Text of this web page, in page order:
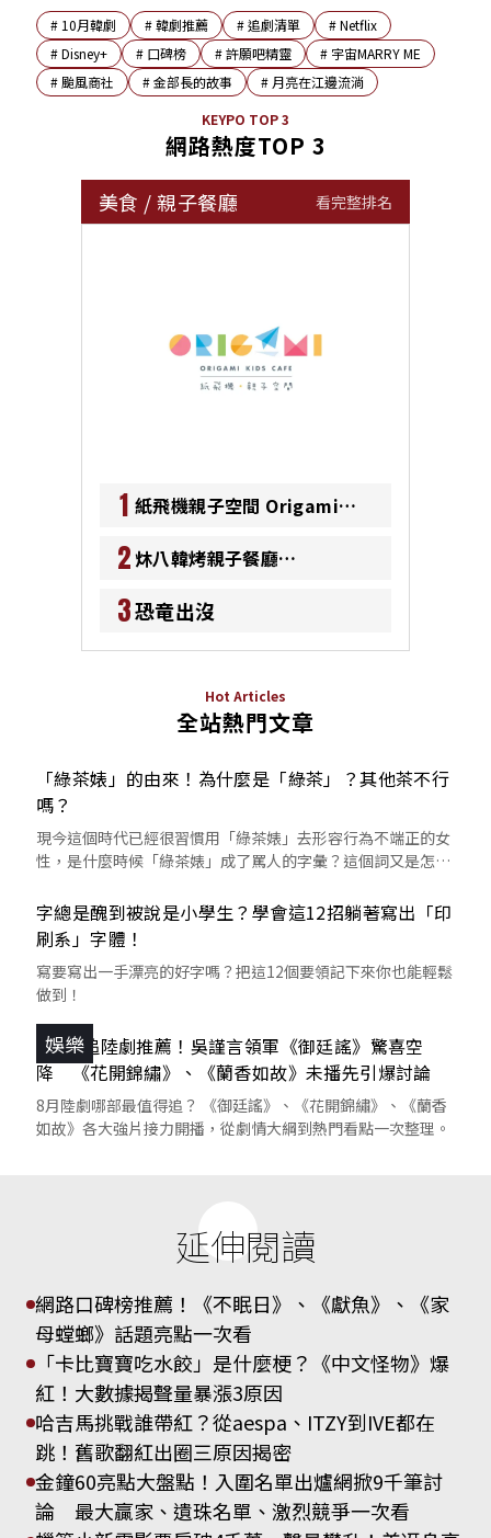
# 10月韓劇 #韓劇推薦 #追劇清單 #Netflix
#Disney+ # 口碑榜 #許願吧精靈 # 宇宙MARRY ME
#颱風商社 #金部長的故事 # 月亮在江邊流淌
KEYPO TOP 3
網路熱度TOP 3
美食 /親子餐廳 看完整排名
1 紙飛機親子空間 Origami
2炑八韓烤親子餐廳
3恐竜出沒
Hot Articles
全站熱門文章
「綠茶婊」的由來！為什麼是「綠茶」？其他茶不行
嗎？
現今這個時代已經很習慣用「綠茶婊」去形容行為不端正的女
性，是什麼時候「綠茶婊」成了罵人的字彙？這個詞又是怎麼
字總是醜到被說是小學生？學會這12招躺著寫出「印
刷系」字體！
寫要寫出一手漂亮的好字嗎？把這12個要領記下來你也能輕鬆
做到！
娛樂
8月必追陸劇推薦！吳謹言領軍《御廷謠》驚喜空
降 《花開錦繡》、《蘭香如故》未播先引爆討論
8月陸劇哪部最值得追？ 《御廷謠》、《花開錦繡》、《蘭香
如故》各大強片接力開播，從劇情大綱到熱門看點一次整理。
延伸閱讀
網路口碑榜推薦！《不眠日》、《獻魚》、《家
母螳螂》話題亮點一次看
「卡比寶寶吃水餃」是什麼梗？《中文怪物》爆
紅！大數據揭聲量暴漲3原因
哈吉馬挑戰誰帶紅？從aespa、ITZY到IVE都在
跳！舊歌翻紅出圈三原因揭密
金鐘60亮點大盤點！入圍名單出爐網掀9千筆討
論 最大贏家、遺珠名單、激烈競爭一次看